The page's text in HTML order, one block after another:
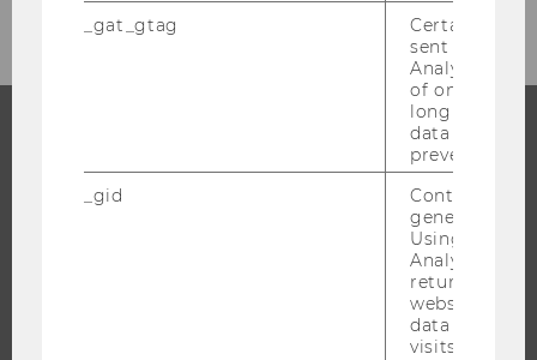
_gat_gtag
Certain data
sent to
Analytics a
of once per
long as it is
data
prevented.
_gid
Contains a
generated
Using this
Analytics can
returning
website and
data from
visits.